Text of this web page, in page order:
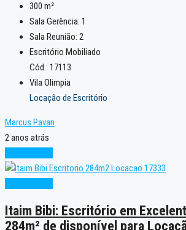
300 m²
Sala Gerência: 1
Sala Reunião: 2
Escritório Mobiliado
Cód.: 17113
Vila Olimpia
Locação de Escritório
Marcus Pavan
2 anos atrás
Itaim Bibi: Escritório em
284m² de disponível para